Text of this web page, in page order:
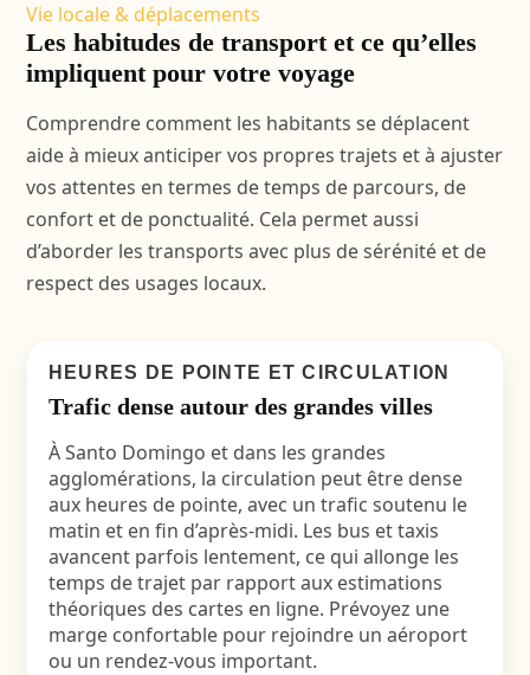
Vie locale & déplacements
Les habitudes de transport et ce qu’elles
impliquent pour votre voyage
Comprendre comment les habitants se déplacent
aide à mieux anticiper vos propres trajets et à ajuster
vos attentes en termes de temps de parcours, de
confort et de ponctualité. Cela permet aussi
d’aborder les transports avec plus de sérénité et de
respect des usages locaux.
HEURES DE POINTE ET CIRCULATION
Trafic dense autour des grandes villes
À Santo Domingo et dans les grandes
agglomérations, la circulation peut être dense
aux heures de pointe, avec un trafic soutenu le
matin et en fin d’après-midi. Les bus et taxis
avancent parfois lentement, ce qui allonge les
temps de trajet par rapport aux estimations
théoriques des cartes en ligne. Prévoyez une
marge confortable pour rejoindre un aéroport
ou un rendez-vous important.